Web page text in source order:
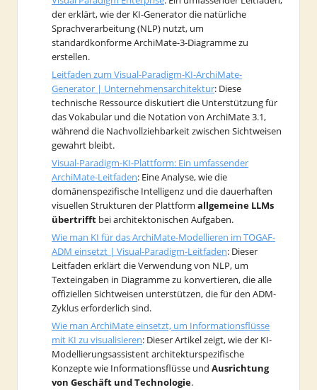
der erklärt, wie der KI-Generator die natürliche
Sprachverarbeitung (NLP) nutzt, um
standardkonforme ArchiMate-3-Diagramme zu
erstellen.
Leitfaden zum Visual-Paradigm-KI-ArchiMate-
Generator | Unternehmensarchitektur: Diese
technische Ressource diskutiert die Unterstützung für
das Vokabular und die Notation von ArchiMate 3.1,
während die Nachvollziehbarkeit zwischen Sichtweisen
gewahrt bleibt.
Visual-Paradigm-KI-Plattform: Ein umfassender
ArchiMate-Leitfaden: Eine Analyse, wie die
domänenspezifische Intelligenz und die dauerhaften
visuellen Strukturen der Plattform allgemeine LLMs
übertrifft bei architektonischen Aufgaben.
Wie man KI für das ArchiMate-Modellieren im TOGAF-
ADM einsetzt | Visual-Paradigm-Leitfaden: Dieser
Leitfaden erklärt die Verwendung von NLP, um
Texteingaben in Diagramme zu konvertieren, die alle
offiziellen Sichtweisen unterstützen, die für den ADM-
Zyklus erforderlich sind.
Wie man ArchiMate einsetzt, um Informationsflüsse
mit KI zu visualisieren: Dieser Artikel zeigt, wie der KI-
Modellierungsassistent architekturspezifische
Konzepte wie Informationsflüsse und Ausrichtung
von Geschäft und Technologie.